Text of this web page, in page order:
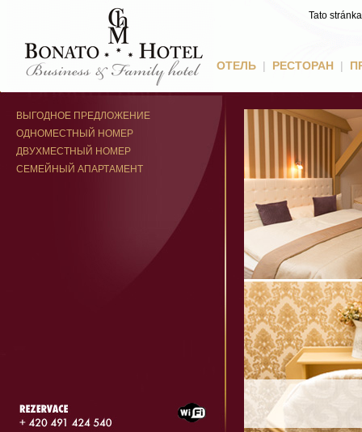
Tato
ОТЕЛЬ | РЕСТОРАН |
ВЫГОДНОЕ ПРЕДЛОЖЕНИЕ
ОДНОМЕСТНЫЙ НОМЕР
ДВУХМЕСТНЫЙ НОМЕР
СЕМЕЙНЫЙ АПАРТАМЕНТ